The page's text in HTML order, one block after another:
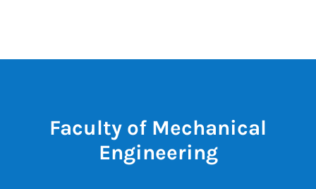
Faculty of Mechanical
Engineering